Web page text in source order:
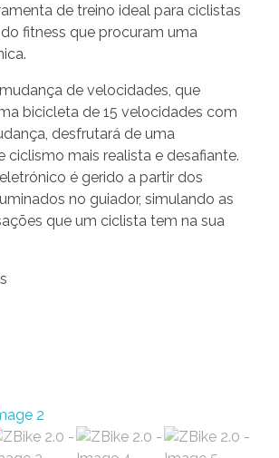
de treino ideal para ciclistas
fitness que procuram uma
de velocidades, que
bicicleta de 15 velocidades com
desfrutará de uma
ciclismo mais realista e desafiante.
é gerido a partir dos
no guiador, simulando as
que um ciclista tem na sua